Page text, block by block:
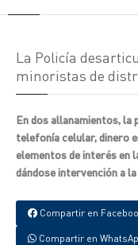
La Policía
minoristas de
En dos allanamientos, la
telefonía celular, dinero
elementos de interés en
dándose intervención a
Compartir en
Compartir en